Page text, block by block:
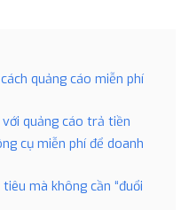
quảng cáo miễn phí
quảng cáo trả tiền
cụ miễn phí để doanh
mà không cần “đuổi